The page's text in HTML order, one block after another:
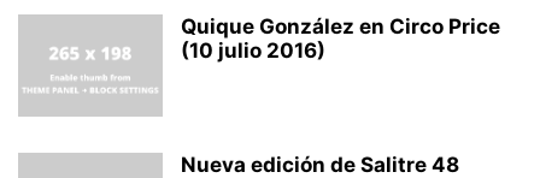
Quique González en Circo Price
(10 julio 2016)
Nueva edición de Salitre 48